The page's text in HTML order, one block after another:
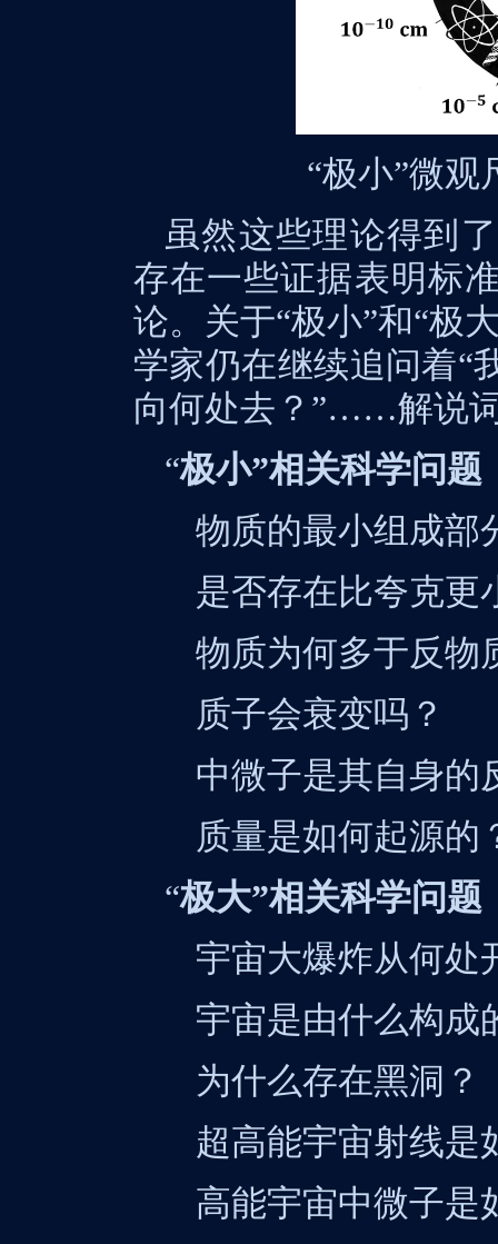
“极小”微观
虽然这些理论得到
存在一些证据表明标
论。关于“极小”和“极
学家仍在继续追问着“
向何处去？”……解说
“极小”相关科学问题
物质的最小组成部
是否存在比夸克更
物质为何多于反物
质子会衰变吗？
中微子是其自身的
质量是如何起源的
“极大”相关科学问题
宇宙大爆炸从何处
宇宙是由什么构成
为什么存在黑洞？
超高能宇宙射线是
高能宇宙中微子是